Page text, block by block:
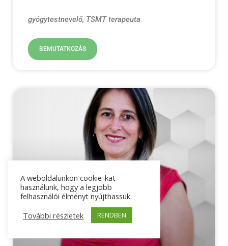
gyógytestnevelő, TSMT terapeuta
BEMUTATKOZÁS
A weboldalunkon cookie-kat
használunk, hogy a legjobb
felhasználói élményt nyújthassuk.
További részletek
RENDBEN